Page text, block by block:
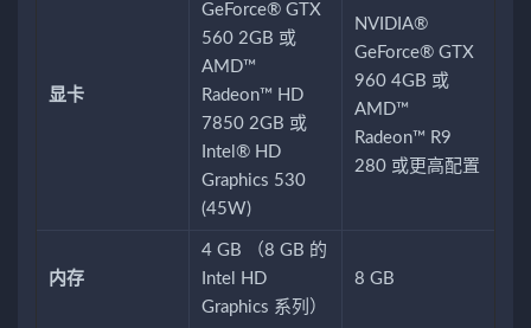
显卡
GeForce® GTX
560 2GB 或
AMD™
Radeon™ HD
7850 2GB 或
Intel® HD
Graphics 530
(45W)
NVIDIA®
GeForce® GTX
960 4GB 或
AMD™
Radeon™ R9
280 或更高配置
内存
4 GB （8 GB 的
Intel HD
Graphics 系列）
8 GB